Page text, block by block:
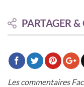
PARTAGER
Les commentaires